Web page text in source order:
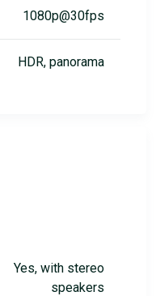
1080p@30fps
HDR, panorama
Yes, with stereo
speakers